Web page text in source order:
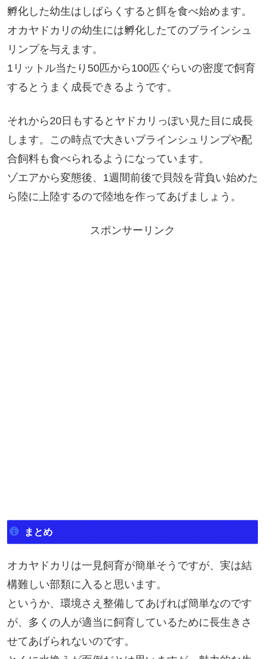
孵化した幼生はしばらくすると餌を食べ始めます。
オカヤドカリの幼生には孵化したてのブラインシュ
リンプを与えます。
1リットル当たり50匹から100匹ぐらいの密度で飼育
するとうまく成長できるようです。
それから20日もするとヤドカリっぽい見た目に成長
します。この時点で大きいブラインシュリンプや配
合飼料も食べられるようになっています。
ゾエアから変態後、1週間前後で貝殻を背負い始めた
ら陸に上陸するので陸地を作ってあげましょう。
スポンサーリンク
まとめ
オカヤドカリは一見飼育が簡単そうですが、実は結
構難しい部類に入ると思います。
というか、環境さえ整備してあげれば簡単なのです
が、多くの人が適当に飼育しているために長生きさ
せてあげられないのです。